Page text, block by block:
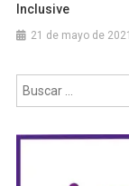
Inclusive
21 de mayo de 2021